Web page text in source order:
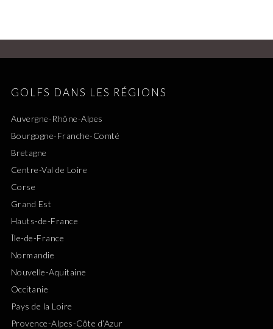
GOLFS DANS LES RÉGIONS
Auvergne-Rhône-Alpes
Bourgogne-Franche-Comté
Bretagne
Centre-Val de Loire
Corse
Grand Est
Hauts-de-France
Île-de-France
Normandie
Nouvelle-Aquitaine
Occitanie
Pays de la Loire
Provence-Alpes-Côte d’Azur